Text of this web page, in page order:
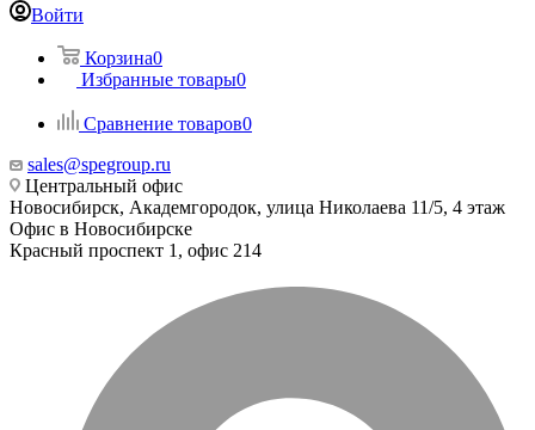
Войти
Корзина0
Избранные товары0
Сравнение товаров0
sales@spegroup.ru
Центральный офис
Новосибирск, Академгородок, улица Николаева 11/5, 4 этаж
Офис в Новосибирске
Красный проспект 1, офис 214